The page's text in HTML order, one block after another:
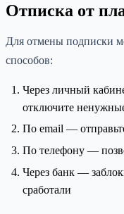
Отписка от
Для отмены подписки
способов:
Через личный
отключите
По email —
По телефону —
Через банк —
сработали